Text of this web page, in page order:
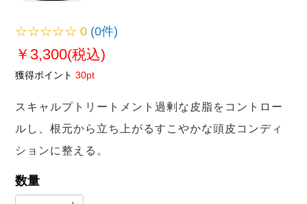
☆☆☆☆☆0 (0件)
￥3,300(税込)
獲得ポイント 30pt
スキャルプトリートメント過剰な皮脂をコントロー
ルし、根元から立ち上がるすこやかな頭皮コンディ
ションに整える。
数量